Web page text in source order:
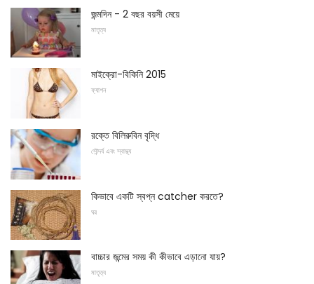
জন্মদিন - 2 বছর বয়সী মেয়ে
মাতৃত্ব
মাইক্রো-বিকিনি 2015
ফ্যাশন
রক্তে বিলিরুবিন বৃদ্ধি
সৌন্দর্য এবং স্বাস্থ্য
কিভাবে একটি স্বপ্ন catcher করতে?
ঘর
বাচ্চার জন্মের সময় কী কীভাবে এড়ানো যায়?
মাতৃত্ব